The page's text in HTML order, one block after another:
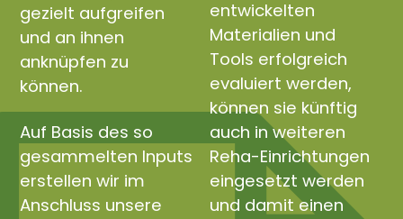
gezielt aufgreifen
und an ihnen
anknüpfen zu
können.
Auf Basis des so
gesammelten Inputs
erstellen wir im
Anschluss unsere
entwickelten
Materialien und
Tools erfolgreich
evaluiert werden,
können sie künftig
auch in weiteren
Reha-Einrichtungen
eingesetzt werden
und damit einen